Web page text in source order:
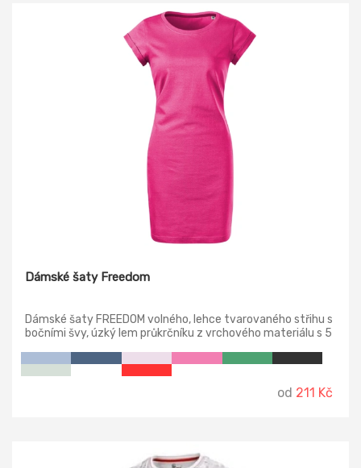
Dámské šaty Freedom
Dámské šaty FREEDOM volného, lehce tvarovaného střihu s
bočními švy, úzký lem průkrčníku z vrchového materiálu s 5
od 211 Kč